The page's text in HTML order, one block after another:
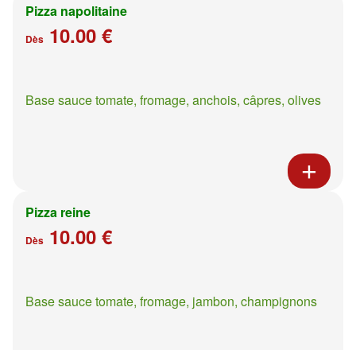
Pizza napolitaine
Dès 10.00 €
Base sauce tomate, fromage, anchois, câpres, olives
Pizza reine
Dès 10.00 €
Base sauce tomate, fromage, jambon, champignons